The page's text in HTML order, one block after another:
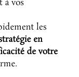
à vos
les
en
de votre